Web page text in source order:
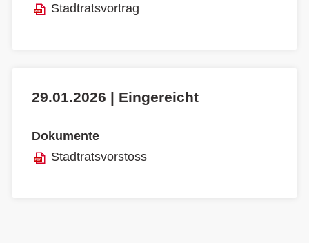
Stadtratsvortrag
29.01.2026 | Eingereicht
Dokumente
Stadtratsvorstoss